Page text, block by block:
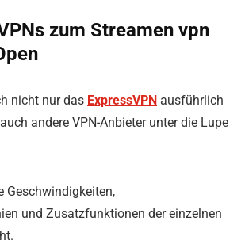
zum Streamen vpn
nicht nur das ExpressVPN ausführlich
andere VPN-Anbieter unter die Lupe
Geschwindigkeiten,
und Zusatzfunktionen der einzelnen